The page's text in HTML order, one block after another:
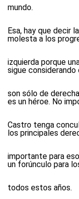
mundo.
Esa, hay que decir
molesta a los
izquierda porque
sigue considerando
son sólo de
es un héroe. No
Castro tenga
los principales
importante para
un forúnculo para
todos estos años.